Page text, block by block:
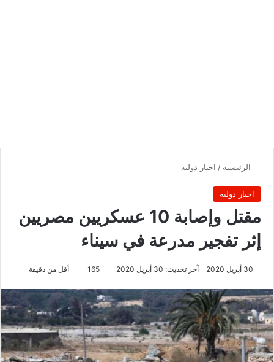
الرئيسية / اخبار دولية
اخبار دولية
مقتل وإصابة 10 عسكريين مصريين
إثر تفجير مدرعة في سيناء
30 أبريل 2020 آخر تحديث: 30 أبريل 2020 165 أقل من دقيقة